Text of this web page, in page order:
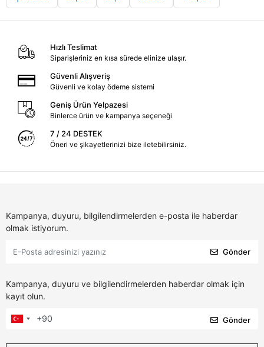
Hızlı Teslimat
Siparişleriniz en kısa sürede elinize ulaşır.
Güvenli Alışveriş
Güvenli ve kolay ödeme sistemi
Geniş Ürün Yelpazesi
Binlerce ürün ve kampanya seçeneği
7 / 24 DESTEK
Öneri ve şikayetlerinizi bize iletebilirsiniz.
Kampanya, duyuru, bilgilendirmelerden e-posta ile haberdar
olmak istiyorum.
Gönder
Kampanya, duyuru ve bilgilendirmelerden haberdar olmak için
kayıt olun.
Gönder